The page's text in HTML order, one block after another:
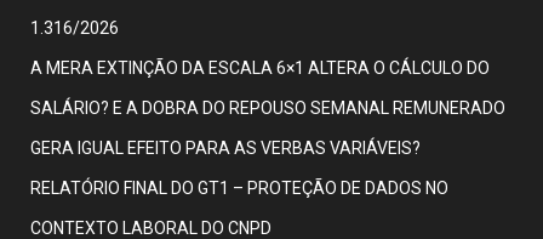
1.316/2026
A MERA EXTINÇÃO DA ESCALA 6×1 ALTERA O CÁLCULO DO
SALÁRIO? E A DOBRA DO REPOUSO SEMANAL REMUNERADO
GERA IGUAL EFEITO PARA AS VERBAS VARIÁVEIS?
RELATÓRIO FINAL DO GT1 – PROTEÇÃO DE DADOS NO
CONTEXTO LABORAL DO CNPD